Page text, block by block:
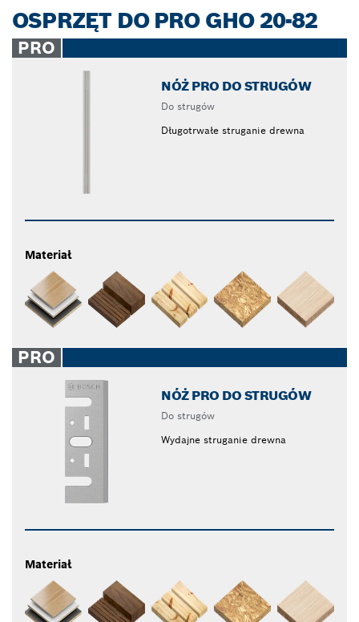
OSPRZĘT DO PRO GHO 20-82
PRO
NÓŻ PRO DO STRUGÓW
Do strugów
Długotrwałe struganie drewna
Materiał
PRO
NÓŻ PRO DO STRUGÓW
Do strugów
Wydajne struganie drewna
Materiał